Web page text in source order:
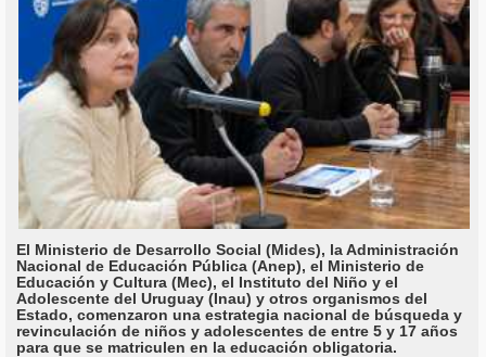
El Ministerio de Desarrollo Social (Mides), la Administración
Nacional de Educación Pública (Anep), el Ministerio de
Educación y Cultura (Mec), el Instituto del Niño y el
Adolescente del Uruguay (Inau) y otros organismos del
Estado, comenzaron una estrategia nacional de búsqueda y
revinculación de niños y adolescentes de entre 5 y 17 años
para que se matriculen en la educación obligatoria.